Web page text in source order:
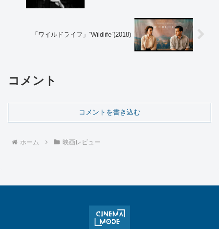
「ワイルドライフ」”Wildlife”(2018)
コメント
コメントを書き込む
ホーム 映画レビュー